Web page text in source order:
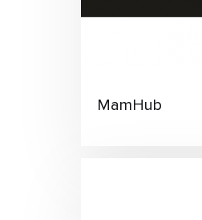
MamHub